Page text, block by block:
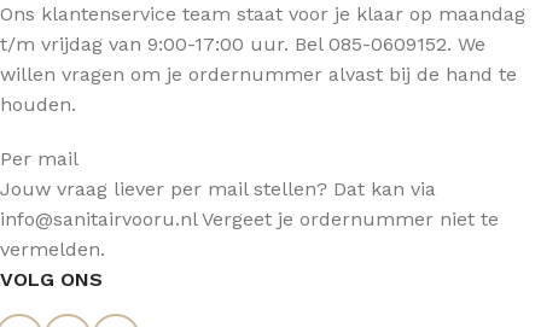
Ons klantenservice team staat voor je klaar op maandag
t/m vrijdag van 9:00-17:00 uur. Bel 085-0609152. We
willen vragen om je ordernummer alvast bij de hand te
houden.
Per mail
Jouw vraag liever per mail stellen? Dat kan via
info@sanitairvooru.nl Vergeet je ordernummer niet te
vermelden.
VOLG ONS